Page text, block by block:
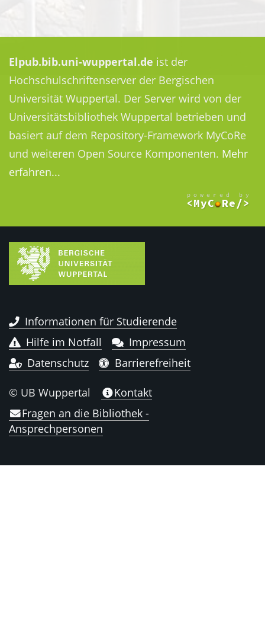
Elpub.bib.uni-wuppertal.de ist der
Hochschulschriftenserver der Bergischen
Universität Wuppertal. Der Server wird von der
Universitätsbibliothek Wuppertal betrieben und
basiert auf dem Repository-Framework MyCoRe
und weiteren Open Source Komponenten. Mehr
erfahren...
Informationen für Studierende
Hilfe im Notfall
Impressum
Datenschutz
Barrierefreiheit
© UB Wuppertal
Kontakt
Fragen an die Bibliothek -
Ansprechpersonen